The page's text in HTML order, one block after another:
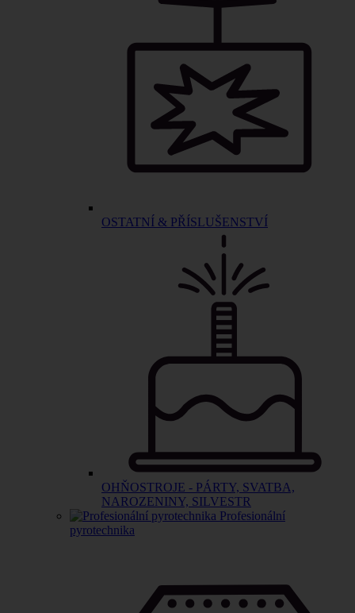
OSTATNÍ & PŘÍSLUŠENSTVÍ
OHŇOSTROJE - PÁRTY, SVATBA,
NAROZENINY, SILVESTR
Profesionální
pyrotechnika